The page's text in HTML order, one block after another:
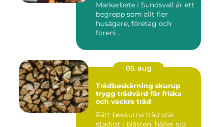
Markarbete i Sundsvall är ett
begrepp som allt fler
husägare, företag och
föreni...
05. aug
Trädbeskärning skurup
trygg trädvård för friska
och vackra träd
Rätt beskurna träd står
stadigt i blåsten, håller sig